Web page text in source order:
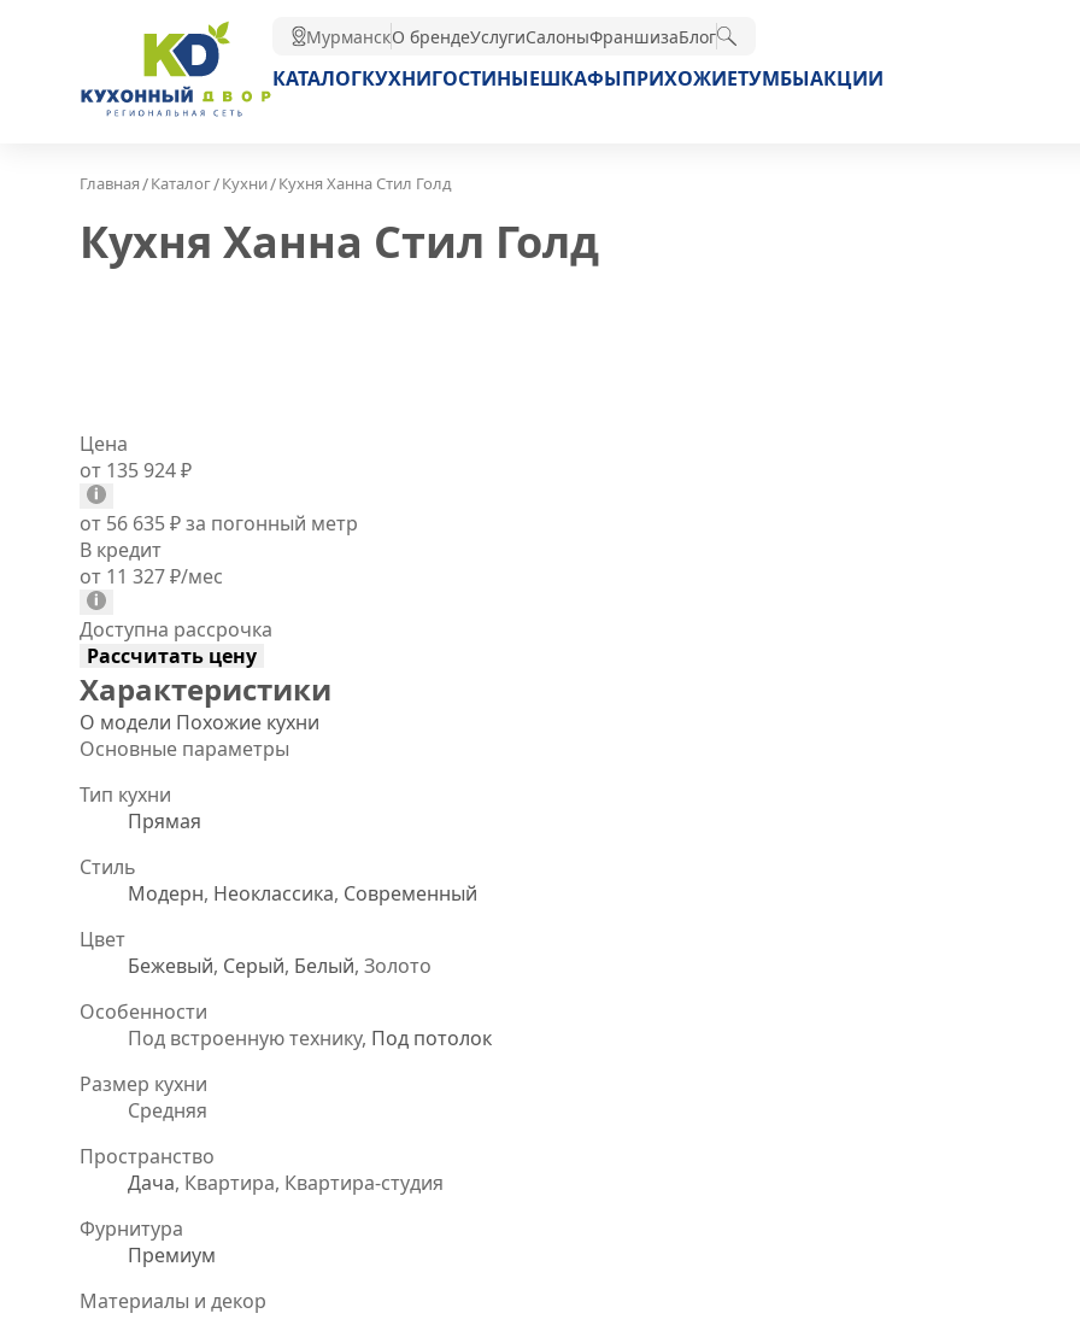
МурманскО брендеУслугиСалоныФраншизаБлог
КАТАЛОГКУХНИГОСТИНЫЕШКАФЫПРИХОЖИЕТУМБЫАКЦИИ
Главная/Каталог/Кухни/Кухня Ханна Стил Голд
Кухня Ханна Стил Голд
Цена
от 135 924₽
от 56 635₽за погонный метр
В кредит
от 11 327₽/мес
Доступна рассрочка
Рассчитать цену
Характеристики
О модели Похожие кухни
Основные параметры
Тип кухни
Прямая
Стиль
Модерн, Неоклассика, Современный
Цвет
Бежевый, Серый, Белый, Золото
Особенности
Под встроенную технику, Под потолок
Размер кухни
Средняя
Пространство
Дача, Квартира, Квартира-студия
Фурнитура
Премиум
Материалы и декор